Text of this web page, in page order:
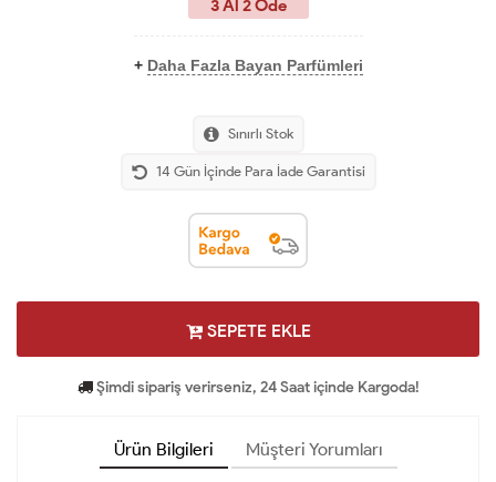
3 Al 2 Öde
+ Daha Fazla Bayan Parfümleri
Sınırlı Stok
14 Gün İçinde Para İade Garantisi
SEPETE EKLE
Şimdi sipariş verirseniz, 24 Saat içinde Kargoda!
Ürün Bilgileri Müşteri Yorumları